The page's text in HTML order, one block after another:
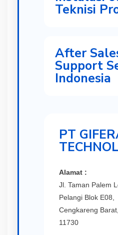
Teknisi
After
Support
Indonesia
PT
Alamat :
Jl. Taman Palem
Pelangi Blok E08,
Cengkareng
11730